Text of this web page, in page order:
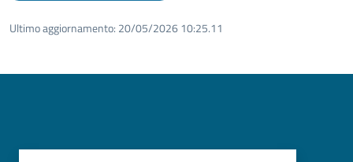
Ultimo aggiornamento: 20/05/2026 10:25.11